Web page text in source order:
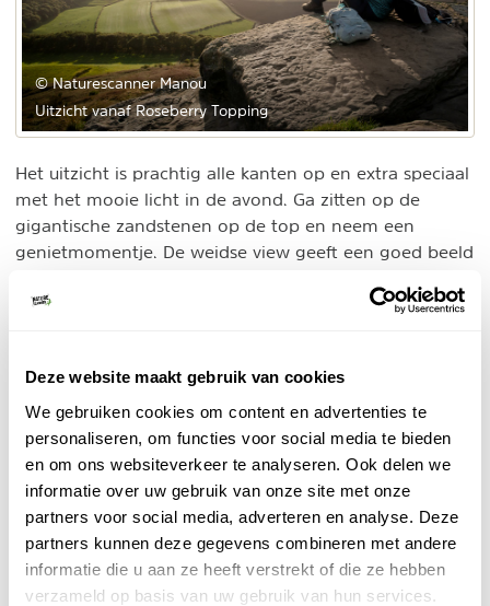
Deze website maakt gebruik van cookies
We gebruiken cookies om content en advertenties te
personaliseren, om functies voor social media te bieden
en om ons websiteverkeer te analyseren. Ook delen we
informatie over uw gebruik van onze site met onze
partners voor social media, adverteren en analyse. Deze
partners kunnen deze gegevens combineren met andere
informatie die u aan ze heeft verstrekt of die ze hebben
verzameld op basis van uw gebruik van hun services.
© Naturescanner Manou
Uitzicht vanaf Roseberry Topping
Het uitzicht is prachtig alle kanten op en extra speciaal
met het mooie licht in de avond. Ga zitten op de
gigantische zandstenen op de top en neem een
genietmomentje. De weidse view geeft een goed beeld
zelfs tot aan de Noordzeekust in het oosten van het
3. Rosedale Abbey
In Rosedale Abbey lag vroeger een van de
vierentwintig nonnenkloosters van Yorkshire. Het enige
wat daar nu nog van over is, is een traptoren die je
naast de kerk vindt. Vanuit het leuke dorpje starten
diverse rondwandelingen. Wij liepen deze
wandelroutevan 13 kilometer, die niet bewegwijzerd
is.